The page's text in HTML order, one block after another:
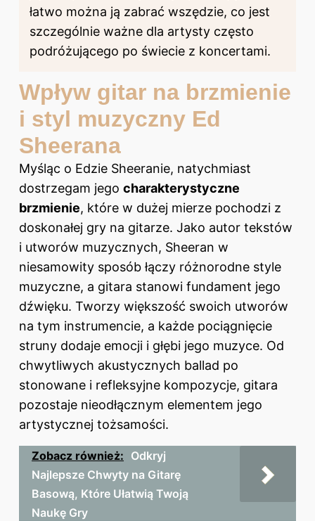
łatwo można ją zabrać wszędzie, co jest
szczególnie ważne dla artysty często
podróżującego po świecie z koncertami.
Wpływ gitar na brzmienie
i styl muzyczny Ed
Sheerana
Myśląc o Edzie Sheeranie, natychmiast
dostrzegam jego charakterystyczne
brzmienie, które w dużej mierze pochodzi z
doskonałej gry na gitarze. Jako autor tekstów
i utworów muzycznych, Sheeran w
niesamowity sposób łączy różnorodne style
muzyczne, a gitara stanowi fundament jego
dźwięku. Tworzy większość swoich utworów
na tym instrumencie, a każde pociągnięcie
struny dodaje emocji i głębi jego muzyce. Od
chwytliwych akustycznych ballad po
stonowane i refleksyjne kompozycje, gitara
pozostaje nieodłącznym elementem jego
artystycznej tożsamości.
Zobacz również: Odkryj
Najlepsze Chwyty na Gitarę
Basową, Które Ułatwią Twoją
Naukę Gry